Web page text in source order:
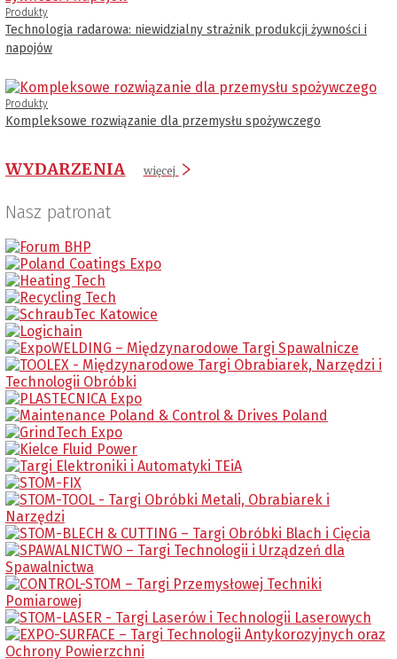
Produkty
Technologia radarowa: niewidzialny strażnik produkcji żywności i
napojów
Produkty
Kompleksowe rozwiązanie dla przemysłu spożywczego
WYDARZENIA więcej
Nasz patronat